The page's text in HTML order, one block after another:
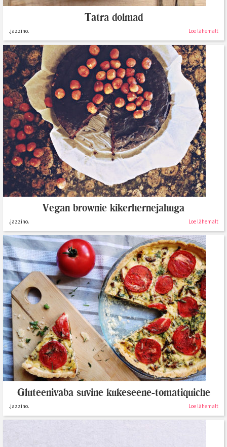
Tatra dolmad
.jazzino. Loe lähemalt
Vegan brownie kikerhernejahuga
.jazzino. Loe lähemalt
Gluteenivaba suvine kukeseene-tomatiquiche
.jazzino. Loe lähemalt